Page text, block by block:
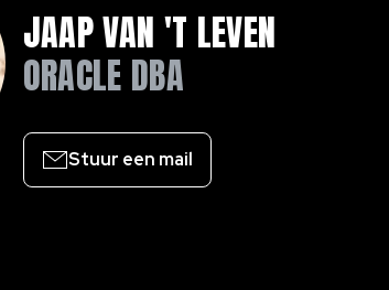
JAAP VAN 'T LEVEN
ORACLE DBA
Stuur een mail